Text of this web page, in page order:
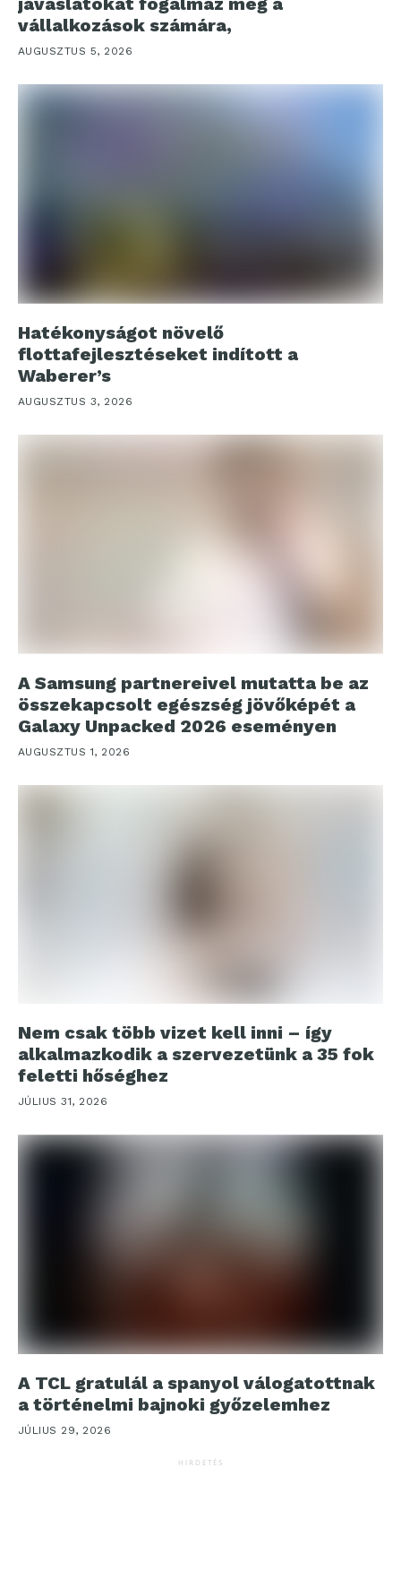
vállalkozások számára,
AUGUSZTUS 5, 2026
Hatékonyságot növelő
flottafejlesztéseket indított a
Waberer’s
AUGUSZTUS 3, 2026
A Samsung partnereivel mutatta be az
összekapcsolt egészség jövőképét a
Galaxy Unpacked 2026 eseményen
AUGUSZTUS 1, 2026
Nem csak több vizet kell inni – így
alkalmazkodik a szervezetünk a 35 fok
feletti hőséghez
JÚLIUS 31, 2026
A TCL gratulál a spanyol válogatottnak
a történelmi bajnoki győzelemhez
JÚLIUS 29, 2026
HIRDETÉS